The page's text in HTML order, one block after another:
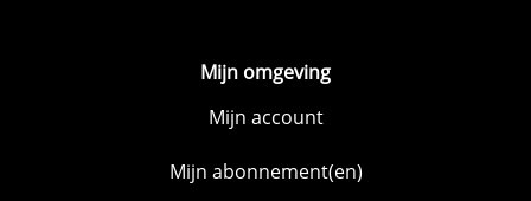
Mijn omgeving
Mijn account
Mijn abonnement(en)